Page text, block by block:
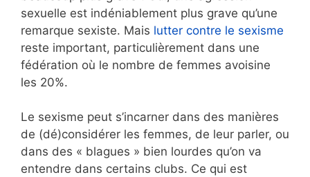
sexuelle est indéniablement plus grave qu’une
remarque sexiste. Mais lutter contre le sexisme
reste important, particulièrement dans une
fédération où le nombre de femmes avoisine
les 20%.
Le sexisme peut s’incarner dans des manières
de (dé)considérer les femmes, de leur parler, ou
dans des « blagues » bien lourdes qu’on va
entendre dans certains clubs. Ce qui est